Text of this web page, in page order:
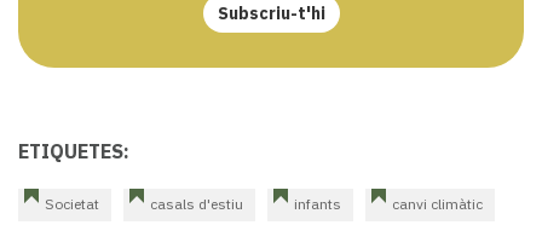
Subscriu-t'hi
ETIQUETES:
Societat casals d'estiu infants canvi climàtic